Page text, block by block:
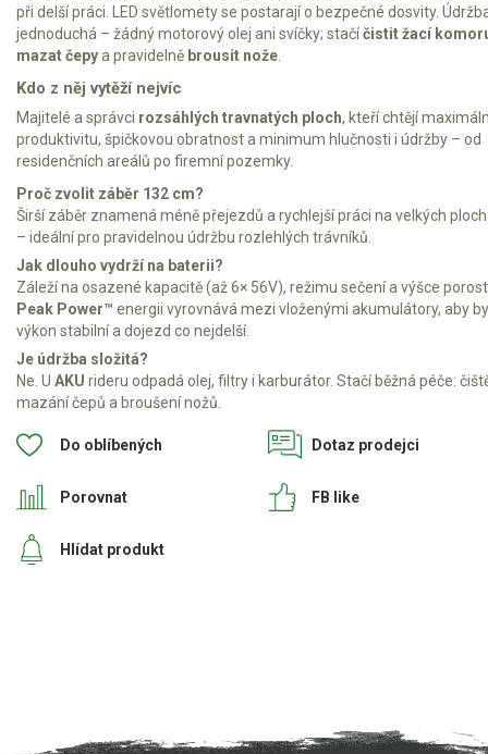
při delší práci. LED světlomety se postarají o bezpečné dosvity.
jednoduchá – žádný motorový olej ani svíčky; stačíčistit žací
mazat čepya pravidelně brousit nože
Kdo z něj vytěží nejvíc
Majitelé a správci rozsáhlých travnatých ploch, kteří chtějí
produktivitu, špičkovou obratnost a minimum hlučnosti i údržby – od
residenčních areálů po firemní pozemky.
Proč zvolit záběr 132 cm?
Širší záběr znamená méně přejezdů a rychlejší práci na velkých
– ideální pro pravidelnou údržbu rozlehlých trávníků.
Jak dlouho vydrží na baterii?
Záleží na osazené kapacitě (až 6× 56V), režimu sečení a výšce
Peak Power™ energii vyrovnává mezi vloženými akumulátory, aby
výkon stabilní a dojezd co nejdelší.
Je údržba složitá?
Ne. U AKU rideru odpadá olej, filtry i karburátor. Stačí běžná péče:
mazání čepů a broušení nožů.
Do oblíbených
Porovnat
Dotaz prodejci
Hlídat produkt
FB like